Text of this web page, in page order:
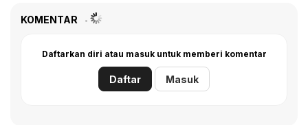
KOMENTAR
Daftarkan diri atau masuk untuk memberi komentar
Daftar Masuk